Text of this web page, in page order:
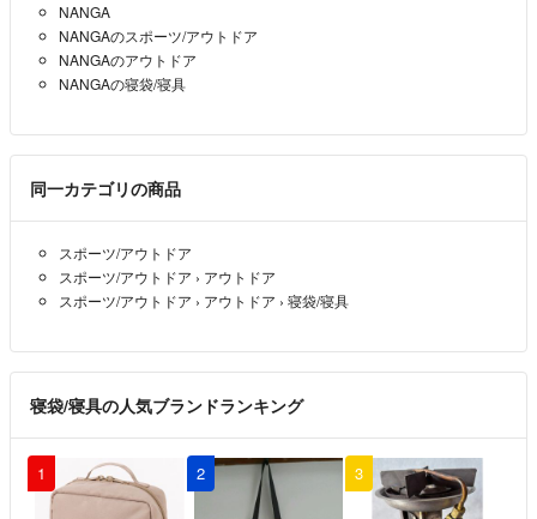
NANGA
NANGAのスポーツ/アウトドア
NANGAのアウトドア
NANGAの寝袋/寝具
同一カテゴリの商品
スポーツ/アウトドア
スポーツ/アウトドア › アウトドア
スポーツ/アウトドア › アウトドア › 寝袋/寝具
寝袋/寝具の人気ブランドランキング
1 2 3